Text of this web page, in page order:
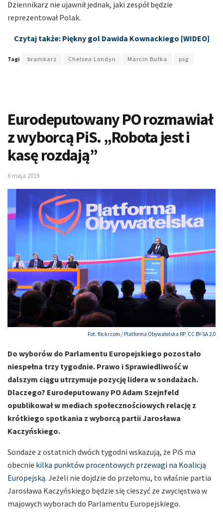
Dziennikarz nie ujawnił jednak, jaki zespół będzie
reprezentował Polak.
Czytaj także: Piękny gol Dawida Kownackiego [WIDEO]
Tagi bramkarz Chelsea Londyn Marcin Bułka psg
Eurodeputowany PO rozmawiał
z wyborcą PiS. „Robota jest i
kasę rozdają”
6 maja 2019
Fot. flickr.com / Platforma Obywatelska RP, CC BY-SA 2.0
Do wyborów do Parlamentu Europejskiego pozostało
niespełna trzy tygodnie. Prawo i Sprawiedliwość w
dalszym ciągu utrzymuje pozycję lidera w sondażach.
Dlaczego? Eurodeputowany PO Adam Szejnfeld
opublikował w mediach społecznościowych relację z
krótkiego spotkania z wyborcą partii Jarosława
Kaczyńskiego.
Sondaże z ostatnich dwóch tygodni wskazują, że PiS ma
obecnie kilka punktów procentowych przewagi na Koalicją
Europejską. Jeżeli nie dojdzie do przełomu, to właśnie partia
Jarosława Kaczyńskiego będzie się cieszyć ze zwycięstwa w
majowych wyborach do Parlamentu Europejskiego.